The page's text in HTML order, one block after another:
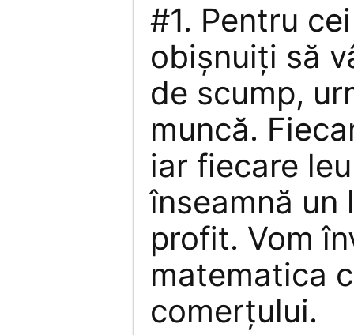
#1. Pentru
obişnuiţi să
de scump,
muncă.
iar fiecare
înseamnă un
profit. Vom
matematica
comerţului.